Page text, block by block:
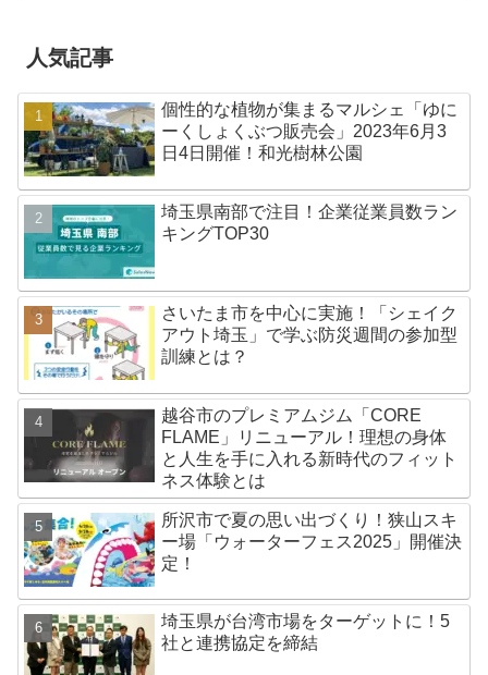
人気記事
個性的な植物が集まるマルシェ「ゆに
ーくしょくぶつ販売会」2023年6月3
日4日開催！和光樹林公園
埼玉県南部で注目！企業従業員数ラン
キングTOP30
さいたま市を中心に実施！「シェイク
アウト埼玉」で学ぶ防災週間の参加型
訓練とは？
越谷市のプレミアムジム「CORE
FLAME」リニューアル！理想の身体
と人生を手に入れる新時代のフィット
ネス体験とは
所沢市で夏の思い出づくり！狭山スキ
ー場「ウォーターフェス2025」開催決
定！
埼玉県が台湾市場をターゲットに！5
社と連携協定を締結